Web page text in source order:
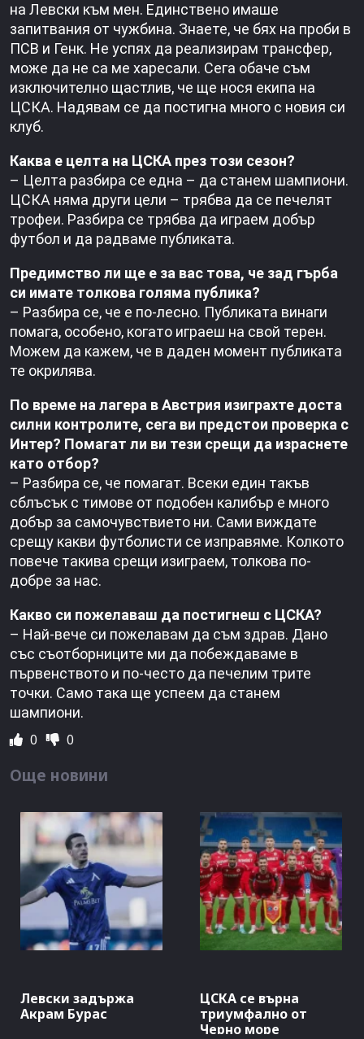
на Левски към мен. Единствено имаше
запитвания от чужбина. Знаете, че бях на проби в
ПСВ и Генк. Не успях да реализирам трансфер,
може да не са ме харесали. Сега обаче съм
изключително щастлив, че ще нося екипа на
ЦСКА. Надявам се да постигна много с новия си
клуб.
Каква е целта на ЦСКА през този сезон?
– Целта разбира се една – да станем шампиони.
ЦСКА няма други цели – трябва да се печелят
трофеи. Разбира се трябва да играем добър
футбол и да радваме публиката.
Предимство ли ще е за вас това, че зад гърба
си имате толкова голяма публика?
– Разбира се, че е по-лесно. Публиката винаги
помага, особено, когато играеш на свой терен.
Можем да кажем, че в даден момент публиката
те окрилява.
По време на лагера в Австрия изиграхте доста
силни контролите, сега ви предстои проверка с
Интер? Помагат ли ви тези срещи да израснете
като отбор?
– Разбира се, че помагат. Всеки един такъв
сблъсък с тимове от подобен калибър е много
добър за самочувствието ни. Сами виждате
срещу какви футболисти се изправяме. Колкото
повече такива срещи изиграем, толкова по-
добре за нас.
Какво си пожелаваш да постигнеш с ЦСКА?
– Най-вече си пожелавам да съм здрав. Дано
със съотборниците ми да побеждаваме в
първенството и по-често да печелим трите
точки. Само така ще успеем да станем
шампиони.
0 0
Още новини
Левски задържа
Акрам Бурас
ЦСКА се върна
триумфално от
Черно море